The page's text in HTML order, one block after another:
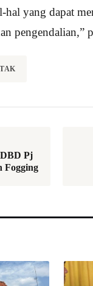
yang dapat
Pj
Fogging